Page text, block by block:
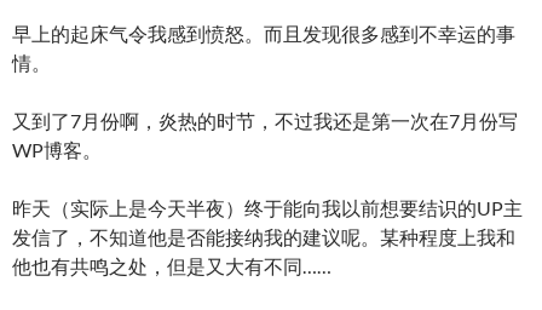
早上的起床气令我感到愤怒。而且发现很多感到不幸运的事
情。
又到了7月份啊，炎热的时节，不过我还是第一次在7月份写
WP博客。
昨天（实际上是今天半夜）终于能向我以前想要结识的UP主
发信了，不知道他是否能接纳我的建议呢。某种程度上我和
他也有共鸣之处，但是又大有不同……